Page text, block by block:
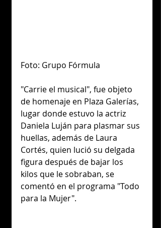
Foto: Grupo Fórmula
"Carrie el musical", fue objeto
de homenaje en Plaza Galerías,
lugar donde estuvo la actriz
Daniela Luján para plasmar sus
huellas, además de Laura
Cortés, quien lució su delgada
figura después de bajar los
kilos que le sobraban, se
comentó en el programa "Todo
para la Mujer".